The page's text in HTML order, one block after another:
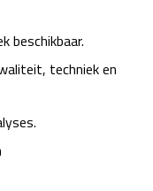
beschikbaar.
techniek en